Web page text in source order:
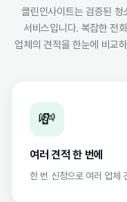
클린인사이트는 검증된
서비스입니다. 복잡한 전
업체의 견적을 한눈에 비교
💸
여러 견적 한 번에
한 번 신청으로 여러 업체